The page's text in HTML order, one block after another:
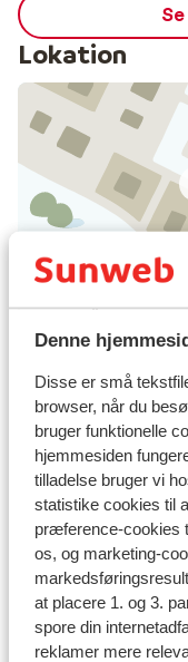
Denne
Disse er små
browser, når du
bruger funktionelle
hjemmesiden
tilladelse bruger vi
statistike cookies til
præference-cookies
os, og marketing-
at placere 1. og 3.
spore din
reklamer mere
Lokation
I området
I centrum
Afstand til
Afstand til
Afstand til
Afstand til skilift
Afstand til
Afstand til
Rolig beliggenhed
Liftkort/
Liftkort